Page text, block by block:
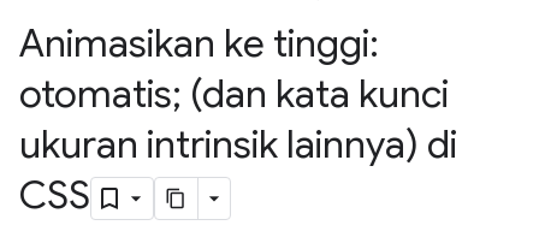
Animasikan ke tinggi:
otomatis; (dan kata kunci
ukuran intrinsik lainnya) di
CSS